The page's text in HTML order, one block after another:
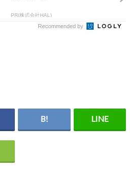
PR(株式会社HAL)
Recommended by